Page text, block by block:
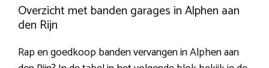
Overzicht met banden garages in Alphen aan
den Rijn
Rap en goedkoop banden vervangen in Alphen aan